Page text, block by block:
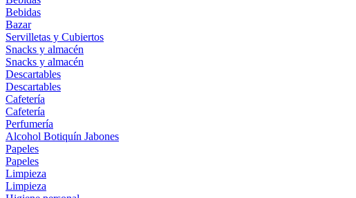
Bebidas
Bazar
Servilletas y Cubiertos
Snacks y almacén
Snacks y almacén
Descartables
Descartables
Cafetería
Cafetería
Perfumería
Alcohol Botiquín Jabones
Papeles
Papeles
Limpieza
Limpieza